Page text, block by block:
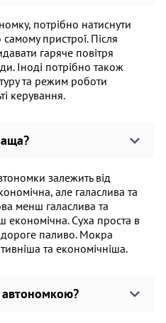
потрібно натиснути
пристрої. Після
гаряче повітря
Іноді потрібно також
та режим роботи
керування.
залежить від
але галаслива та
менш галаслива та
економічна. Суха проста в
дороге паливо. Мокра
та економічніша.
автономкою?